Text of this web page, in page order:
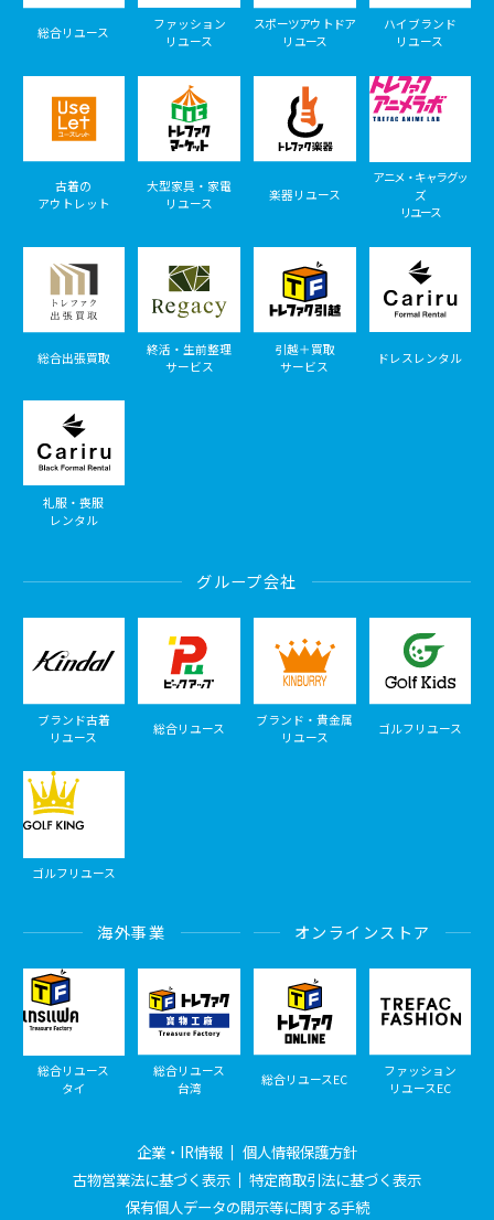
総合リユース
ファッション
リユース
スポーツアウトドア
リユース
ハイブランド
リユース
古着の
アウトレット
大型家具・家電
リユース
楽器リユース
アニメ・キャラグッ
ズ
リユース
総合出張買取
終活・生前整理
サービス
引越＋買取
サービス
ドレスレンタル
礼服・喪服
レンタル
グループ会社
ブランド古着
リユース
総合リユース
ブランド・貴金属
リユース
ゴルフリユース
ゴルフリユース
海外事業
総合リユース
タイ
総合リユース
台湾
オンラインストア
総合リユースEC
ファッション
リユースEC
企業・IR情報
個人情報保護方針
古物営業法に基づく表示
特定商取引法に基づく表示
保有個人データの開示等に関する手続